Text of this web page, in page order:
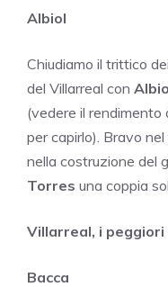
Albiol
Chiudiamo il trittico
del Villarreal con
(vedere il
per capirlo). Bravo nel
nella costruzione del
Torres una coppia
Villarreal, i
Bacca